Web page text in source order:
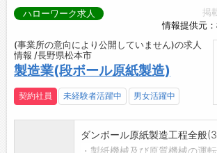
掲
情報提供元
ハローワーク求人
(事業所の意向により公開していません)の求人
情報 /長野県松本市
製造業(段ボール原紙製造)
契約社員 未経験者活躍中 男女活躍中
ダンボール原紙製造工程全般